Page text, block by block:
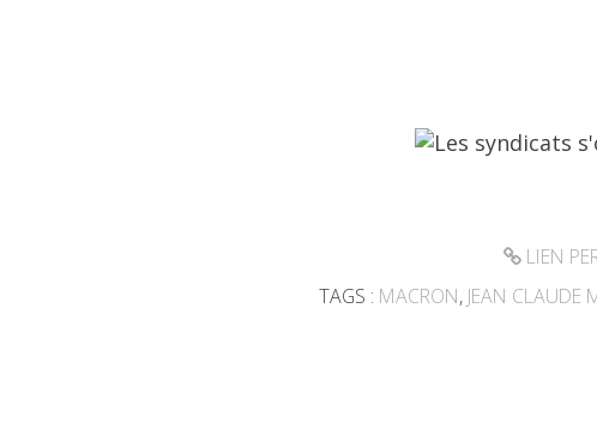
LIEN
TAGS : MACRON, JEAN CLAUDE